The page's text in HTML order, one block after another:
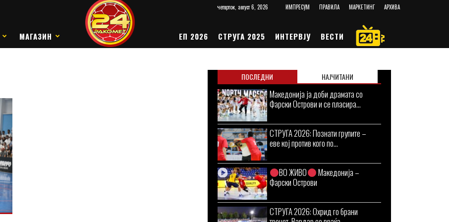
четврток, август 6, 2026 ИМПРЕСУМ ПРАВИЛА МАРКЕТИНГ АРХИВА
МАГАЗИН ЕП 2026 СТРУГА 2025 ИНТЕРВЈУ ВЕСТИ
ПОСЛЕДНИ НАЈЧИТАНИ
Македонија ја доби драмата со
Фарски Острови и се пласира...
СТРУГА 2026: Познати групите –
еве кој против кого по...
ВО ЖИВО
Македонија –
Фарски Острови
СТРУГА 2026: Охрид го брани